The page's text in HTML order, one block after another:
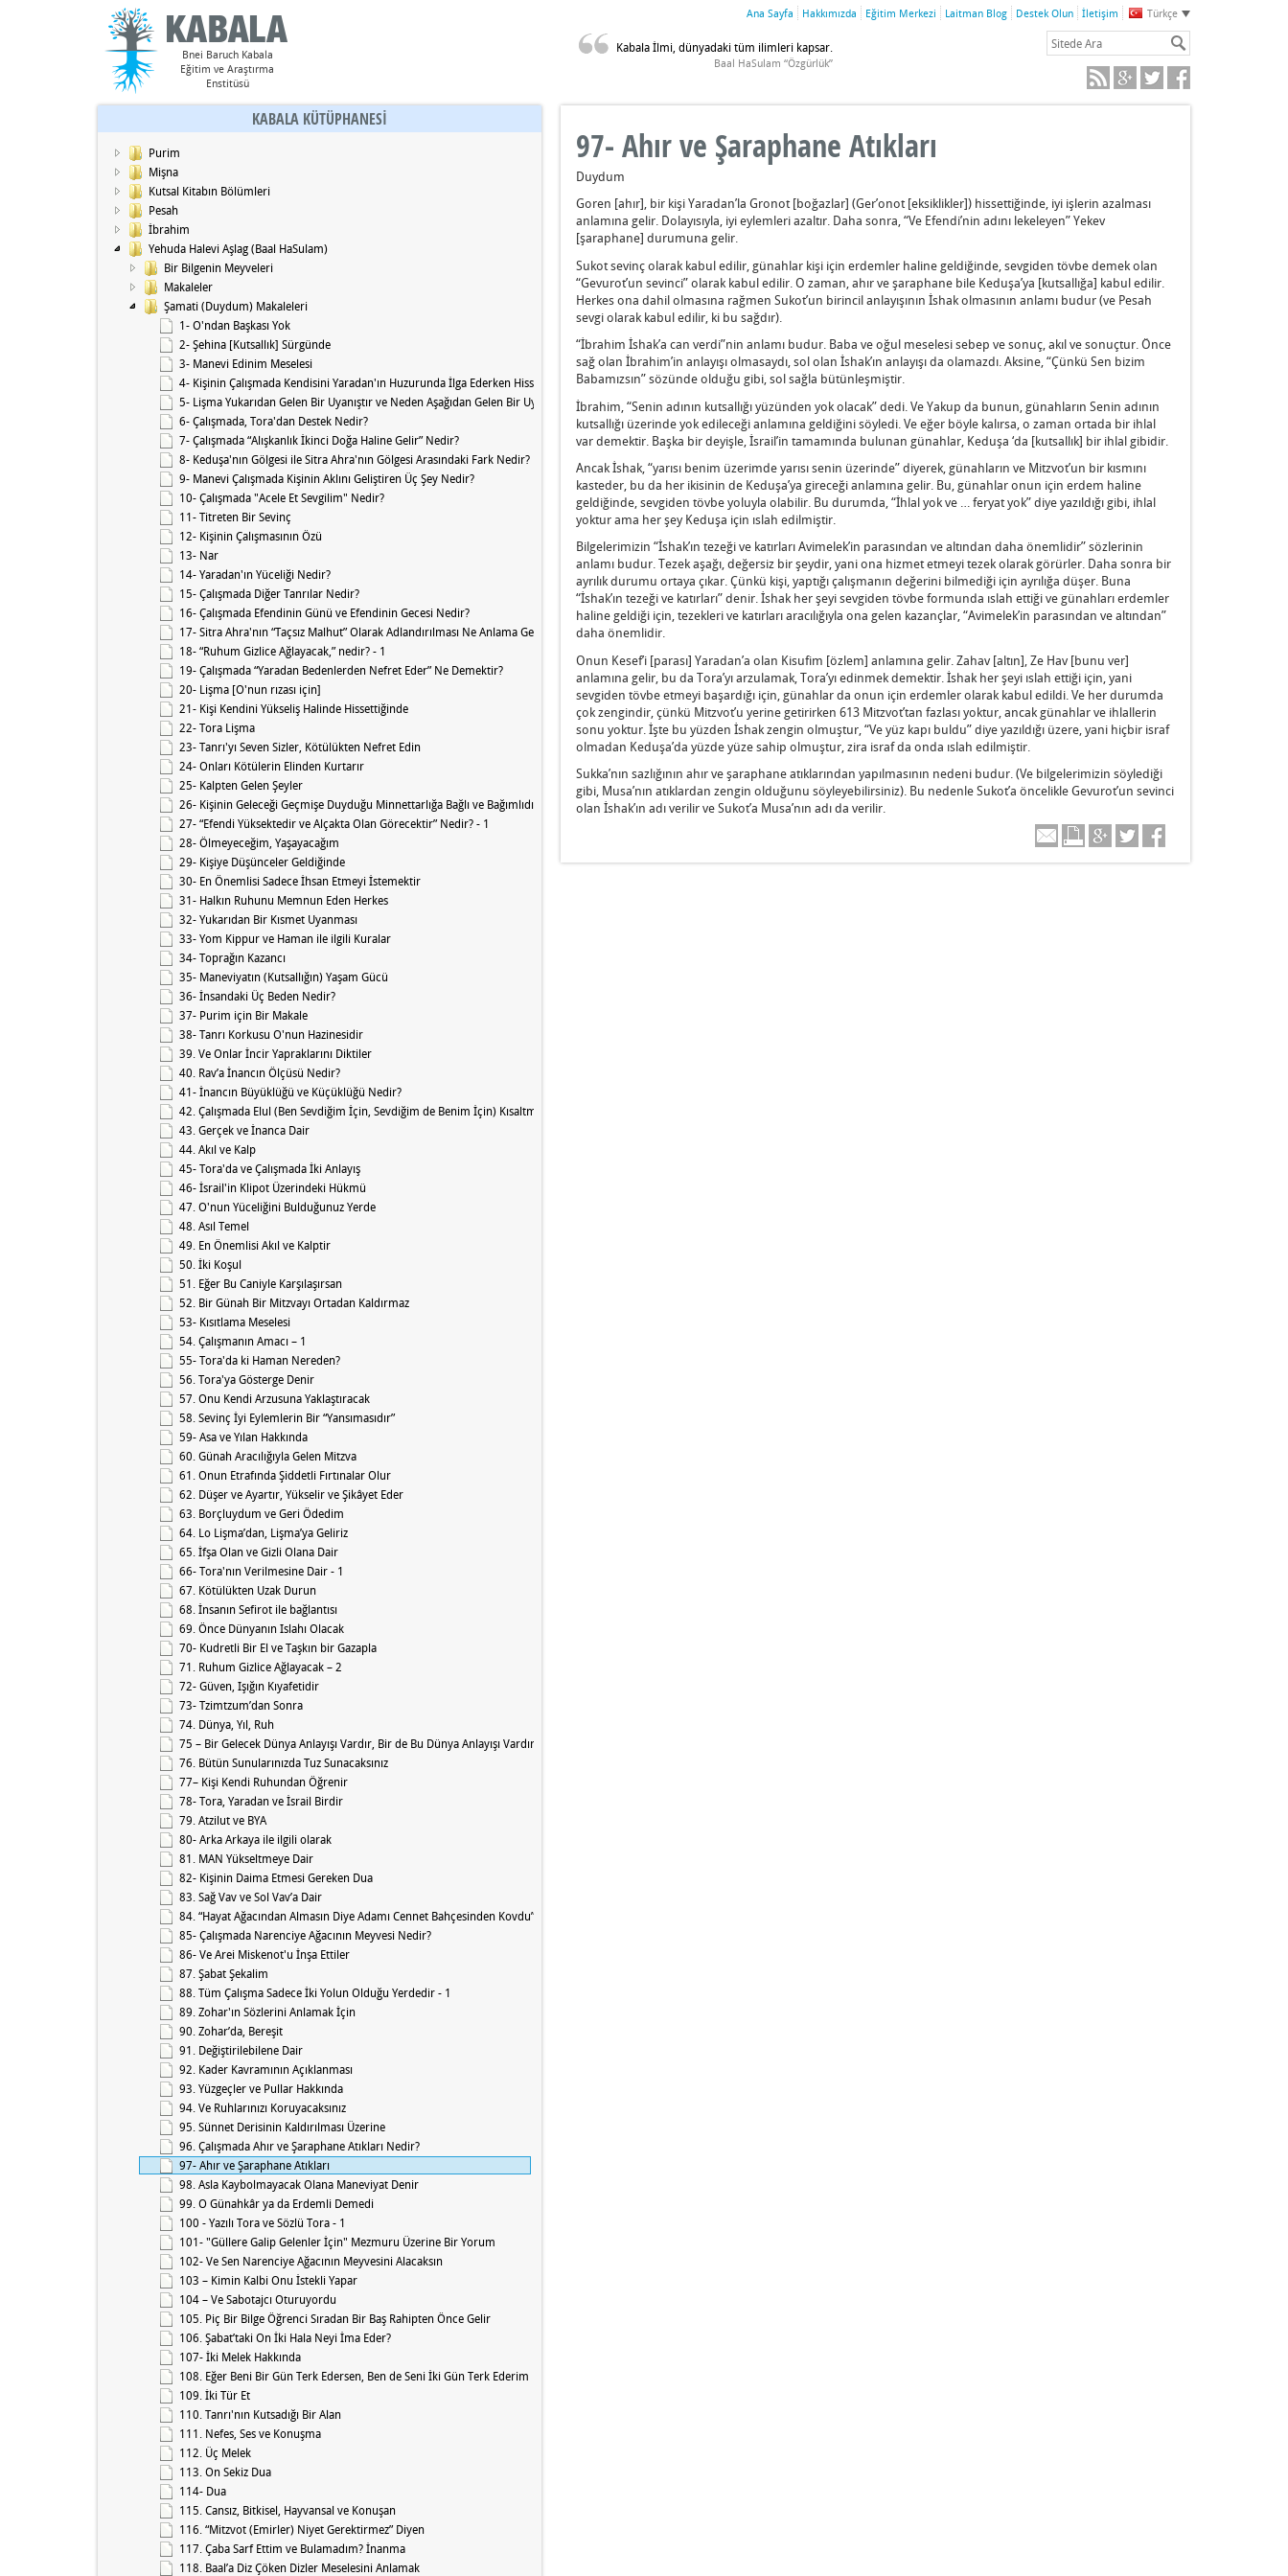
Bnei Baruch Kabala
Eğitim ve Araştırma
Enstitüsü
Türkçe
Ana Sayfa Hakkımızda Eğitim Merkezi Laitman Blog Destek Olun İletişim
Kabala İlmi, dünyadaki tüm ilimleri kapsar.
Baal HaSulam “Özgürlük”
KABALA KÜTÜPHANESİ
Purim
Mişna
Kutsal Kitabın Bölümleri
Pesah
İbrahim
Yehuda Halevi Aşlag (Baal HaSulam)
Bir Bilgenin Meyveleri
Makaleler
Şamati (Duydum) Makaleleri
1- O'ndan Başkası Yok
2- Şehina [Kutsallık] Sürgünde
3- Manevi Edinim Meselesi
4- Kişinin Çalışmada Kendisini Yaradan'ın Huzurunda İlga Ederken Hissettiği Ağırlığın Nedeni Nedir?
5- Lişma Yukarıdan Gelen Bir Uyanıştır ve Neden Aşağıdan Gelen Bir Uyanışa İhtiyacımız Var?
6- Çalışmada, Tora'dan Destek Nedir?
7- Çalışmada “Alışkanlık İkinci Doğa Haline Gelir” Nedir?
8- Keduşa'nın Gölgesi ile Sitra Ahra'nın Gölgesi Arasındaki Fark Nedir?
9- Manevi Çalışmada Kişinin Aklını Geliştiren Üç Şey Nedir?
10- Çalışmada "Acele Et Sevgilim" Nedir?
11- Titreten Bir Sevinç
12- Kişinin Çalışmasının Özü
13- Nar
14- Yaradan'ın Yüceliği Nedir?
15- Çalışmada Diğer Tanrılar Nedir?
16- Çalışmada Efendinin Günü ve Efendinin Gecesi Nedir?
17- Sitra Ahra'nın “Taçsız Malhut” Olarak Adlandırılması Ne Anlama Gelir?
18- “Ruhum Gizlice Ağlayacak,” nedir? - 1
19- Çalışmada “Yaradan Bedenlerden Nefret Eder” Ne Demektir?
20- Lişma [O'nun rızası için]
21- Kişi Kendini Yükseliş Halinde Hissettiğinde
22- Tora Lişma
23- Tanrı'yı Seven Sizler, Kötülükten Nefret Edin
24- Onları Kötülerin Elinden Kurtarır
25- Kalpten Gelen Şeyler
26- Kişinin Geleceği Geçmişe Duyduğu Minnettarlığa Bağlı ve Bağımlıdır
27- “Efendi Yüksektedir ve Alçakta Olan Görecektir” Nedir? - 1
28- Ölmeyeceğim, Yaşayacağım
29- Kişiye Düşünceler Geldiğinde
30- En Önemlisi Sadece İhsan Etmeyi İstemektir
31- Halkın Ruhunu Memnun Eden Herkes
32- Yukarıdan Bir Kısmet Uyanması
33- Yom Kippur ve Haman ile ilgili Kuralar
34- Toprağın Kazancı
35- Maneviyatın (Kutsallığın) Yaşam Gücü
36- İnsandaki Üç Beden Nedir?
37- Purim için Bir Makale
38- Tanrı Korkusu O'nun Hazinesidir
39. Ve Onlar İncir Yapraklarını Diktiler
40. Rav’a İnancın Ölçüsü Nedir?
41- İnancın Büyüklüğü ve Küçüklüğü Nedir?
42. Çalışmada Elul (Ben Sevdiğim İçin, Sevdiğim de Benim İçin) Kısaltması Nedir?
43. Gerçek ve İnanca Dair
44. Akıl ve Kalp
45- Tora'da ve Çalışmada İki Anlayış
46- İsrail'in Klipot Üzerindeki Hükmü
47. O'nun Yüceliğini Bulduğunuz Yerde
48. Asıl Temel
49. En Önemlisi Akıl ve Kalptir
50. İki Koşul
51. Eğer Bu Caniyle Karşılaşırsan
52. Bir Günah Bir Mitzvayı Ortadan Kaldırmaz
53- Kısıtlama Meselesi
54. Çalışmanın Amacı – 1
55- Tora'da ki Haman Nereden?
56. Tora'ya Gösterge Denir
57. Onu Kendi Arzusuna Yaklaştıracak
58. Sevinç İyi Eylemlerin Bir “Yansımasıdır”
59- Asa ve Yılan Hakkında
60. Günah Aracılığıyla Gelen Mitzva
61. Onun Etrafında Şiddetli Fırtınalar Olur
62. Düşer ve Ayartır, Yükselir ve Şikâyet Eder
63. Borçluydum ve Geri Ödedim
64. Lo Lişma’dan, Lişma’ya Geliriz
65. İfşa Olan ve Gizli Olana Dair
66- Tora'nın Verilmesine Dair - 1
67. Kötülükten Uzak Durun
68. İnsanın Sefirot ile bağlantısı
69. Önce Dünyanın Islahı Olacak
70- Kudretli Bir El ve Taşkın bir Gazapla
71. Ruhum Gizlice Ağlayacak – 2
72- Güven, Işığın Kıyafetidir
73- Tzimtzum’dan Sonra
74. Dünya, Yıl, Ruh
75 – Bir Gelecek Dünya Anlayışı Vardır, Bir de Bu Dünya Anlayışı Vardır
76. Bütün Sunularınızda Tuz Sunacaksınız
77– Kişi Kendi Ruhundan Öğrenir
78- Tora, Yaradan ve İsrail Birdir
79. Atzilut ve BYA
80- Arka Arkaya ile ilgili olarak
81. MAN Yükseltmeye Dair
82- Kişinin Daima Etmesi Gereken Dua
83. Sağ Vav ve Sol Vav’a Dair
84. “Hayat Ağacından Almasın Diye Adamı Cennet Bahçesinden Kovdu” Nedir?
85- Çalışmada Narenciye Ağacının Meyvesi Nedir?
86- Ve Arei Miskenot'u İnşa Ettiler
87. Şabat Şekalim
88. Tüm Çalışma Sadece İki Yolun Olduğu Yerdedir - 1
89. Zohar'ın Sözlerini Anlamak İçin
90. Zohar’da, Bereşit
91. Değiştirilebilene Dair
92. Kader Kavramının Açıklanması
93. Yüzgeçler ve Pullar Hakkında
94. Ve Ruhlarınızı Koruyacaksınız
95. Sünnet Derisinin Kaldırılması Üzerine
96. Çalışmada Ahır ve Şaraphane Atıkları Nedir?
97- Ahır ve Şaraphane Atıkları
98. Asla Kaybolmayacak Olana Maneviyat Denir
99. O Günahkâr ya da Erdemli Demedi
100 - Yazılı Tora ve Sözlü Tora - 1
101- "Güllere Galip Gelenler İçin" Mezmuru Üzerine Bir Yorum
102- Ve Sen Narenciye Ağacının Meyvesini Alacaksın
103 – Kimin Kalbi Onu İstekli Yapar
104 – Ve Sabotajcı Oturuyordu
105. Piç Bir Bilge Öğrenci Sıradan Bir Baş Rahipten Önce Gelir
106. Şabat’taki On İki Hala Neyi İma Eder?
107- İki Melek Hakkında
108. Eğer Beni Bir Gün Terk Edersen, Ben de Seni İki Gün Terk Ederim
109. İki Tür Et
110. Tanrı'nın Kutsadığı Bir Alan
111. Nefes, Ses ve Konuşma
112. Üç Melek
113. On Sekiz Dua
114- Dua
115. Cansız, Bitkisel, Hayvansal ve Konuşan
116. “Mitzvot (Emirler) Niyet Gerektirmez” Diyen
117. Çaba Sarf Ettim ve Bulamadım? İnanma
118. Baal’a Diz Çöken Dizler Meselesini Anlamak
97- Ahır ve Şaraphane Atıkları
Duydum
Goren [ahır], bir kişi Yaradan’la Gronot [boğazlar] (Ger’onot [eksiklikler]) hissettiğinde, iyi işlerin azalması
anlamına gelir. Dolayısıyla, iyi eylemleri azaltır. Daha sonra, “Ve Efendi’nin adını lekeleyen” Yekev
[şaraphane] durumuna gelir.
Sukot sevinç olarak kabul edilir, günahlar kişi için erdemler haline geldiğinde, sevgiden tövbe demek olan
“Gevurot’un sevinci” olarak kabul edilir. O zaman, ahır ve şaraphane bile Keduşa’ya [kutsallığa] kabul edilir.
Herkes ona dahil olmasına rağmen Sukot’un birincil anlayışının İshak olmasının anlamı budur (ve Pesah
sevgi olarak kabul edilir, ki bu sağdır).
“İbrahim İshak’a can verdi”nin anlamı budur. Baba ve oğul meselesi sebep ve sonuç, akıl ve sonuçtur. Önce
sağ olan İbrahim’in anlayışı olmasaydı, sol olan İshak’ın anlayışı da olamazdı. Aksine, “Çünkü Sen bizim
Babamızsın” sözünde olduğu gibi, sol sağla bütünleşmiştir.
İbrahim, “Senin adının kutsallığı yüzünden yok olacak” dedi. Ve Yakup da bunun, günahların Senin adının
kutsallığı üzerinde yok edileceği anlamına geldiğini söyledi. Ve eğer böyle kalırsa, o zaman ortada bir ihlal
var demektir. Başka bir deyişle, İsrail’in tamamında bulunan günahlar, Keduşa ‘da [kutsallık] bir ihlal gibidir.
Ancak İshak, “yarısı benim üzerimde yarısı senin üzerinde” diyerek, günahların ve Mitzvot’un bir kısmını
kasteder, bu da her ikisinin de Keduşa’ya gireceği anlamına gelir. Bu, günahlar onun için erdem haline
geldiğinde, sevgiden tövbe yoluyla olabilir. Bu durumda, “İhlal yok ve … feryat yok” diye yazıldığı gibi, ihlal
yoktur ama her şey Keduşa için ıslah edilmiştir.
Bilgelerimizin “İshak’ın tezeği ve katırları Avimelek’in parasından ve altından daha önemlidir” sözlerinin
anlamı budur. Tezek aşağı, değersiz bir şeydir, yani ona hizmet etmeyi tezek olarak görürler. Daha sonra bir
ayrılık durumu ortaya çıkar. Çünkü kişi, yaptığı çalışmanın değerini bilmediği için ayrılığa düşer. Buna
“İshak’ın tezeği ve katırları” denir. İshak her şeyi sevgiden tövbe formunda ıslah ettiği ve günahları erdemler
haline geldiği için, tezekleri ve katırları aracılığıyla ona gelen kazançlar, “Avimelek’in parasından ve altından”
daha önemlidir.
Onun Kesef’i [parası] Yaradan’a olan Kisufim [özlem] anlamına gelir. Zahav [altın], Ze Hav [bunu ver]
anlamına gelir, bu da Tora’yı arzulamak, Tora’yı edinmek demektir. İshak her şeyi ıslah ettiği için, yani
sevgiden tövbe etmeyi başardığı için, günahlar da onun için erdemler olarak kabul edildi. Ve her durumda
çok zengindir, çünkü Mitzvot’u yerine getirirken 613 Mitzvot’tan fazlası yoktur, ancak günahlar ve ihlallerin
sonu yoktur. İşte bu yüzden İshak zengin olmuştur, “Ve yüz kapı buldu” diye yazıldığı üzere, yani hiçbir israf
olmadan Keduşa’da yüzde yüze sahip olmuştur, zira israf da onda ıslah edilmiştir.
Sukka’nın sazlığının ahır ve şaraphane atıklarından yapılmasının nedeni budur. (Ve bilgelerimizin söylediği
gibi, Musa’nın atıklardan zengin olduğunu söyleyebilirsiniz). Bu nedenle Sukot’a öncelikle Gevurot’un sevinci
olan İshak’ın adı verilir ve Sukot’a Musa’nın adı da verilir.